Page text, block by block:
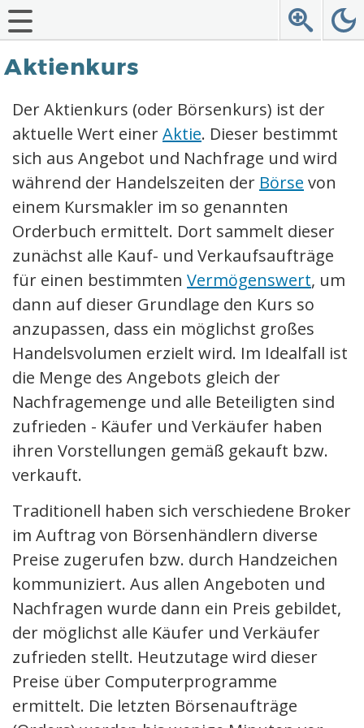
Aktienkurs
Der Aktienkurs (oder Börsenkurs) ist der
aktuelle Wert einerAktie. Dieser bestimmt
sich aus Angebot und Nachfrage und wird
während der Handelszeiten der Börse von
einem Kursmakler im so genannten
Orderbuch ermittelt. Dort sammelt dieser
zunächst alle Kauf- und Verkaufsaufträge
für einen bestimmten Vermögenswert, um
dann auf dieser Grundlage den Kurs so
anzupassen, dass ein möglichst großes
Handelsvolumen erzielt wird. Im Idealfall ist
die Menge des Angebots gleich der
Nachfragemenge und alle Beteiligten sind
zufrieden - Käufer und Verkäufer haben
ihren Vorstellungen gemäß gekauft bzw.
verkauft.
Traditionell haben sich verschiedene Broker
im Auftrag von Börsenhändlern diverse
Preise zugerufen bzw. durch Handzeichen
kommuniziert. Aus allen Angeboten und
Nachfragen wurde dann ein Preis gebildet,
der möglichst alle Käufer und Verkäufer
zufrieden stellt. Heutzutage wird dieser
Preise über Computerprogramme
ermittelt. Die letzten Börsenaufträge